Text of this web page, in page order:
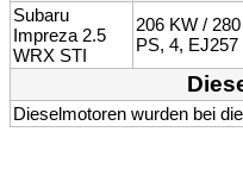
Subaru
Impreza 2.5
WRX STI
206 KW / 280
PS, 4, EJ257
Dieselmotoren wurden bei